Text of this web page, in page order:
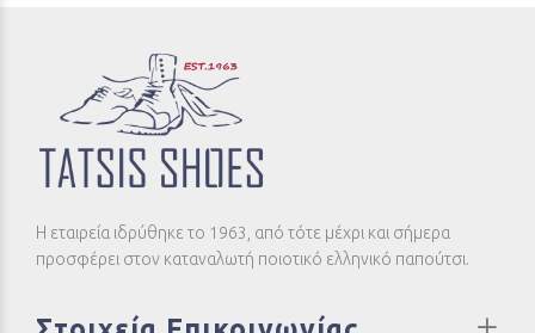
Η εταιρεία ιδρύθηκε το 1963, από τότε μέχρι και σήμερα
προσφέρει στον καταναλωτή ποιοτικό ελληνικό παπούτσι.